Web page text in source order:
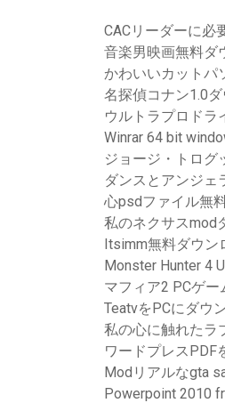
CACリーダーに必
音楽男映画無料ダ
かわいいカットパ
名探偵コナン1.0
ウルトラプロドラ
Winrar 64 bit
ジョージ・トログ
ダンスとアンジェ
心psdファイル無
私のネクサスmod
Itsimm無料ダウン
Monster Hunter 4
マフィア2 PCゲー
TeatvをPCにダウ
私の心に触れたラ
ワードプレスPDF
Modリアルなgta
Powerpoint 2010